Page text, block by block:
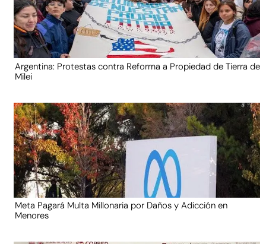
Argentina: Protestas contra Reforma a Propiedad de Tierra de
Milei
Meta Pagará Multa Millonaria por Daños y Adicción en
Menores